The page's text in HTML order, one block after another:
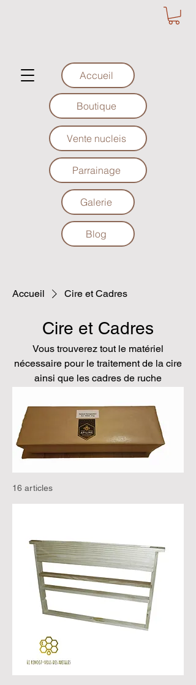
Accueil
Boutique
Vente nucleis
Galerie
Blog
Parrainage
Accueil Cire et Cadres
Cire et Cadres
Vous trouverez tout le matériel
nécessaire pour le traitement de la cire
ainsi que les cadres de ruche
16 articles